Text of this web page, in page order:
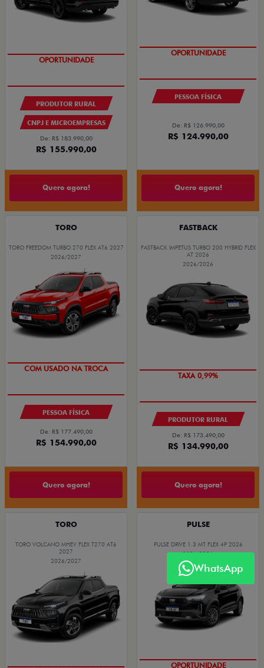
OPORTUNIDADE
PRODUTOR RURAL
CNPJ E MICROEMPRESAS
De: R$ 183.990,00
R$ 155.990,00
Quero agora!
TAXA 0,99%
PESSOA FÍSICA
De: R$ 126.990,00
R$ 124.990,00
Quero agora!
TORO
TORO FREEDOM TURBO 270 FLEX AT6 2027
2026/2027
TAXA 0,99%
PESSOA FÍSICA
De: R$ 177.490,00
R$ 154.990,00
Quero agora!
FASTBACK
FASTBACK IMPETUS TURBO 200 HYBRID FLEX
AT 2026
2026/2026
OPORTUNIDADE
PRODUTOR RURAL
De: R$ 173.490,00
R$ 134.990,00
Quero agora!
TORO
TORO VOLCANO MHEV FLEX T270 AT6
2027
2026/2027
PULSE
PULSE DRIVE 1.3 MT FLEX 4P 2026
2026/2026
TAXA 0,99%
WhatsApp